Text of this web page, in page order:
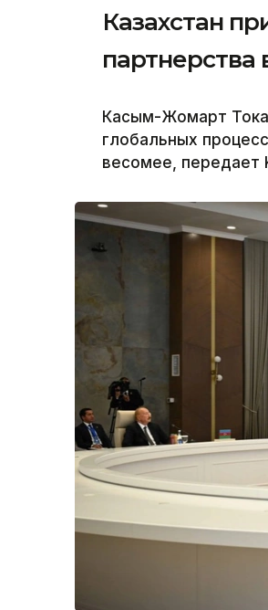
Казахстан
Касым-Жомарт
глобальных
весомее, передает